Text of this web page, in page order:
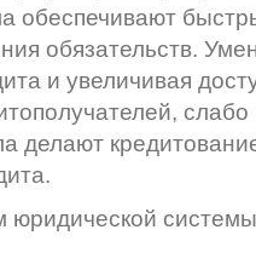
обеспечивают
обязательств.
и увеличивая
делают
системы